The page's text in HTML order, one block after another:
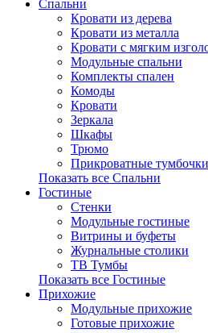
Спальни
Кровати из дерева
Кровати из металла
Кровати с мягким
Модульные спальни
Комплекты спален
Комоды
Кровати
Зеркала
Шкафы
Трюмо
Прикроватные тумбочки
Показать все Спальни
Гостиные
Стенки
Модульные гостиные
Витрины и буфеты
Журнальные столики
ТВ Тумбы
Показать все Гостиные
Прихожие
Модульные прихожие
Готовые прихожие